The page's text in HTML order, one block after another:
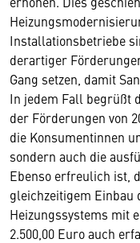
Installationsbetriebe
derartiger
Gang setzen, damit
In jedem Fall begrüßt
der Förderungen von
die Konsumentinnen
sondern auch die
Ebenso erfreulich ist,
gleichzeitigem Einbau
Heizungssystems mit
2.500,00 Euro auch